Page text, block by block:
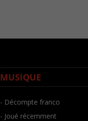
MUSIQUE
- Décompte franco
- Joué récemment